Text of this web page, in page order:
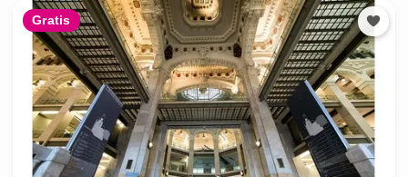
Gratis